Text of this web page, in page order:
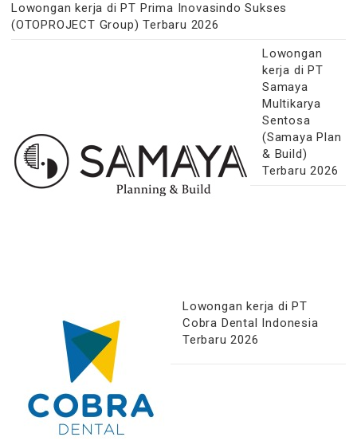
Lowongan kerja di PT Prima Inovasindo Sukses
(OTOPROJECT Group) Terbaru 2026
Lowongan
kerja di PT
Samaya
Multikarya
Sentosa
(Samaya Plan
& Build)
Terbaru 2026
Lowongan kerja di PT
Cobra Dental Indonesia
Terbaru 2026